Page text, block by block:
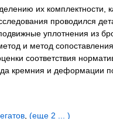
их комплектности,
проводился
уплотнения из
и метод
соответствия
кремния и деформации
, (еще 2 ... )